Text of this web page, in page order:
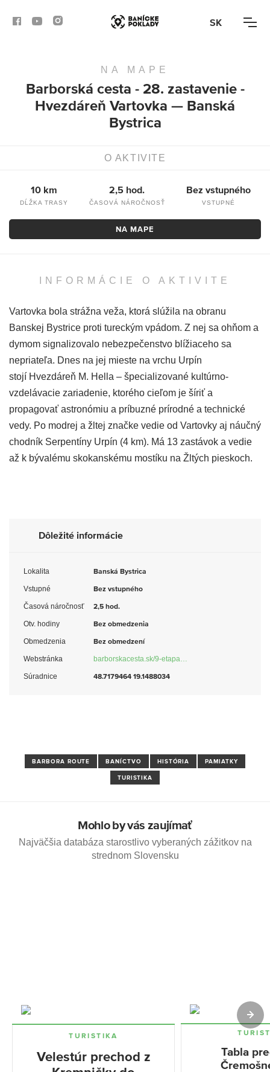
SK
TRASY
BANSKÁ ŠTIAVNICA
KREMNICA
NA MAPE
Barborská cesta - 28. zastavenie -
Hvezdáreň Vartovka — Banská
Bystrica
O AKTIVITE
10 km
DĹŽKA TRASY
2,5 hod.
ČASOVÁ NÁROČNOSŤ
Bez vstupného
VSTUPNÉ
NA MAPE
INFORMÁCIE O AKTIVITE
Vartovka bola strážna veža, ktorá slúžila na obranu
Banskej Bystrice proti tureckým vpádom. Z nej sa ohňom a
dymom signalizovalo nebezpečenstvo blížiaceho sa
nepriateľa. Dnes na jej mieste na vrchu Urpín
stojí Hvezdáreň M. Hella – špecializované kultúrno-
vzdelávacie zariadenie, ktorého cieľom je šíriť a
propagovať astronómiu a príbuzné prírodné a technické
vedy. Po modrej a žltej značke vedie od Vartovky aj náučný
chodník Serpentíny Urpín (4 km). Má 13 zastávok a vedie
až k bývalému skokanskému mostíku na Žltých pieskoch.
Dôležité informácie
Lokalita Banská Bystrica
Vstupné Bez vstupného
Časová náročnosť 2,5 hod.
Otv. hodiny Bez obmedzenia
Obmedzenia Bez obmedzení
Webstránka barborskacesta.sk/9-etapa…
Súradnice 48.7179464 19.1488034
BARBORA ROUTE BANÍCTVO HISTÓRIA PAMIATKY
TURISTIKA
Mohlo by vás zaujímať
Najväčšia databáza starostlivo vyberaných zážitkov na
strednom Slovensku
TURISTIKA
Velestúr prechod z
Tabla